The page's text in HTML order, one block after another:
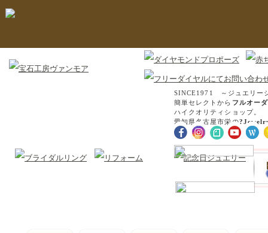
SINCE1971 ～ジュエリー
簡単セレクトから フルオー
ハイクオリティショップ。
愛知県名古屋市栄の